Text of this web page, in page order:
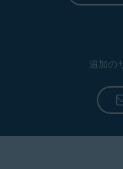
追加の